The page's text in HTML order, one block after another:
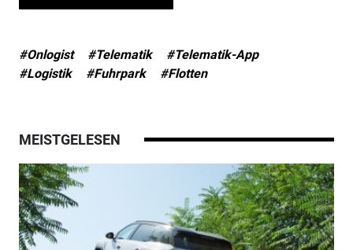
#Onlogist #Telematik
#Telematik-App
#Logistik
#Fuhrpark #Flotten
MEISTGELESEN